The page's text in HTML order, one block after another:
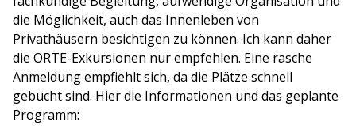
die Möglichkeit, auch das Innenleben von
Privathäusern besichtigen zu können. Ich kann daher
die ORTE-Exkursionen nur empfehlen. Eine rasche
Anmeldung empfiehlt sich, da die Plätze schnell
gebucht sind. Hier die Informationen und das geplante
Programm: